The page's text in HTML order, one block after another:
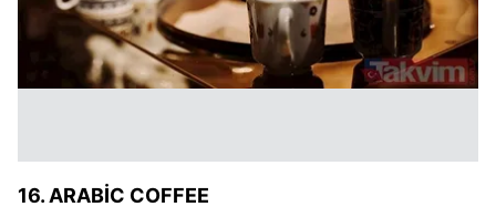
16. ARABİC COFFEE